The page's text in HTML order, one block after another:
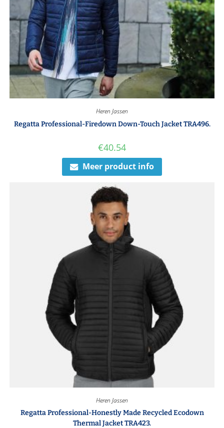
Heren Jassen
Regatta Professional-Firedown Down-Touch Jacket TRA496.
€40.54
Meer product info
Heren Jassen
Regatta Professional-Honestly Made Recycled Ecodown
Thermal Jacket TRA423.